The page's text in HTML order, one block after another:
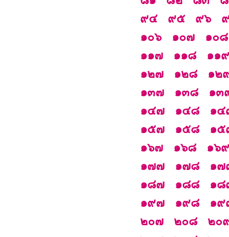
๙๔
๙๕ ๙๖
๑๐๖
๑๐๗
๑๐๘
๑๑๗
๑๑๘
๑๑๙
๑๒๗
๑๒๘
๑๒
๑๓๗
๑๓๘
๑๓
๑๔๗
๑๔๘
๑๔
๑๕๗
๑๕๘
๑๕
๑๖๗
๑๖๘
๑๖๙
๑๗๗
๑๗๘
๑๗
๑๘๗
๑๘๘
๑๘
๑๙๗
๑๙๘
๑๙
๒๐๗
๒๐๘
๒๐